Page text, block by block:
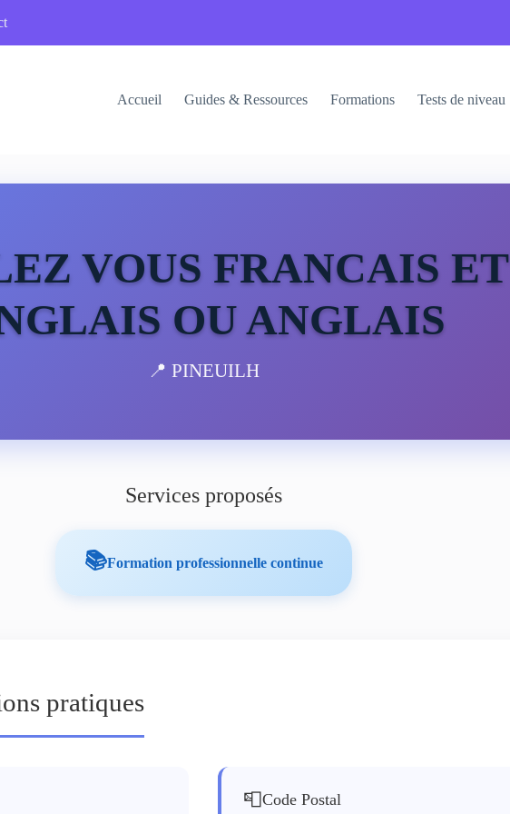
Accueil Guides & Ressources Formations Tests de niveau
VOUS FRANCAIS ET
OU ANGLAIS
📍 PINEUILH
Services proposés
📚Formation professionnelle continue
pratiques
📮Code Postal